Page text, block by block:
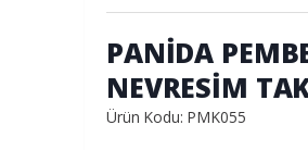
PANİDA
NEVRESİM
Ürün Kodu: PMK055